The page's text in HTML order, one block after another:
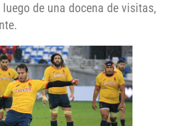
de una docena de visitas,